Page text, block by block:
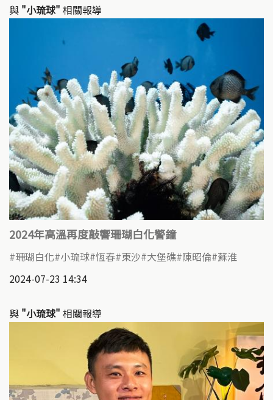
與 "小琉球" 相關報導
2024年高溫再度敲響珊瑚白化警鐘
珊瑚白化 小琉球 恆春 東沙 大堡礁 陳昭倫 蘇淮
2024-07-23 14:34
與 "小琉球" 相關報導